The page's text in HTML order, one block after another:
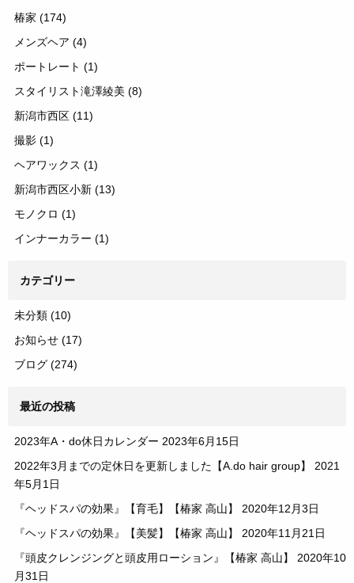
椿家 (174)
メンズヘア (4)
ポートレート (1)
スタイリスト滝澤綾美 (8)
新潟市西区 (11)
撮影 (1)
ヘアワックス (1)
新潟市西区小新 (13)
モノクロ (1)
インナーカラー (1)
カテゴリー
未分類 (10)
お知らせ (17)
ブログ (274)
最近の投稿
2023年A・do休日カレンダー 2023年6月15日
2022年3月までの定休日を更新しました【A.do hair group】
2021
年5月1日
『ヘッドスパの効果』【育毛】【椿家 高山】
2020年12月3日
『ヘッドスパの効果』【美髪】【椿家 高山】
2020年11月21日
『頭皮クレンジングと頭皮用ローション』【椿家 高山】
2020年10
月31日